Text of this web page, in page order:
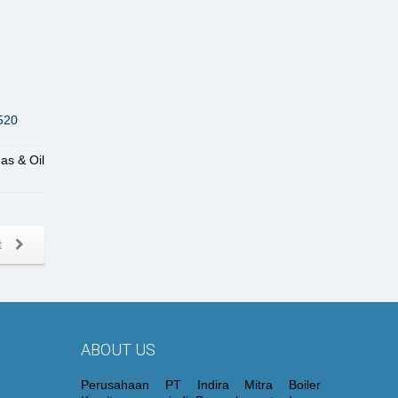
& Oil
ABOUT US
Perusahaan PT Indira Mitra Boiler